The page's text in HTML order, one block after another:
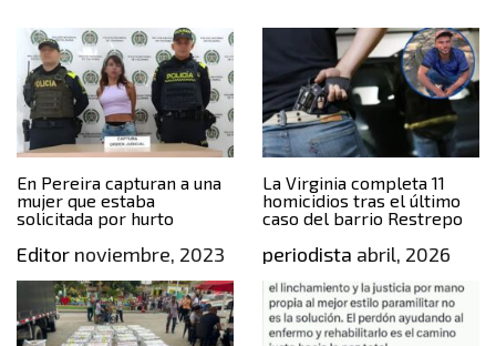
En Pereira capturan a una
mujer que estaba
solicitada por hurto
Editor noviembre, 2023
La Virginia completa 11
homicidios tras el último
caso del barrio Restrepo
periodista abril, 2026